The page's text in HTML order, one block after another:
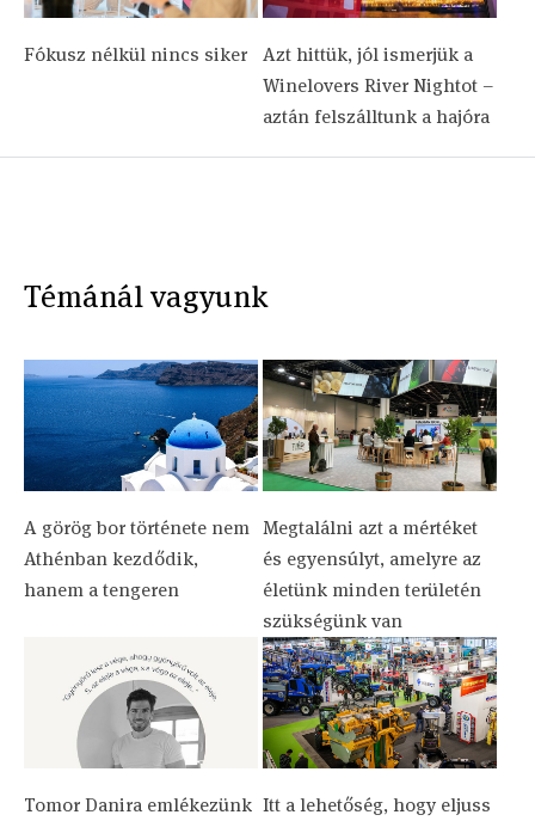
Fókusz nélkül nincs siker
Azt hittük, jól ismerjük a
Winelovers River Nightot –
aztán felszálltunk a hajóra
Témánál vagyunk
A görög bor története nem
Athénban kezdődik,
hanem a tengeren
Megtalálni azt a mértéket
és egyensúlyt, amelyre az
életünk minden területén
szükségünk van
Tomor Danira emlékezünk Itt a lehetőség, hogy eljuss